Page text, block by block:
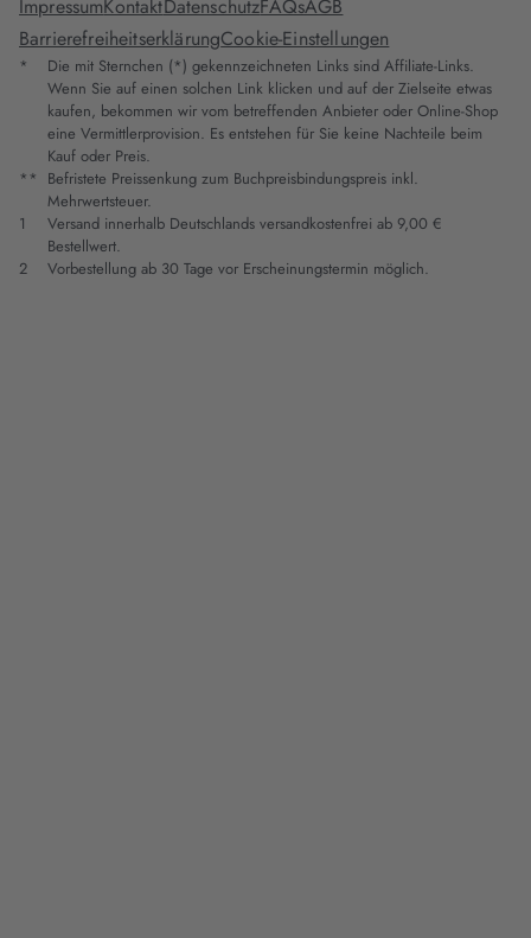
ImpressumKontaktDatenschutzFAQsAGB
BarrierefreiheitserklärungCookie-Einstellungen
*
Die mit Sternchen (*) gekennzeichneten Links sind Affiliate-Links.
Wenn Sie auf einen solchen Link klicken und auf der Zielseite etwas
kaufen, bekommen wir vom betreffenden Anbieter oder Online-Shop
eine Vermittlerprovision. Es entstehen für Sie keine Nachteile beim
Kauf oder Preis.
** Befristete Preissenkung zum Buchpreisbindungspreis inkl.
Mehrwertsteuer.
1
Versand innerhalb Deutschlands versandkostenfrei ab 9,00 €
Bestellwert.
2
Vorbestellung ab 30 Tage vor Erscheinungstermin möglich.